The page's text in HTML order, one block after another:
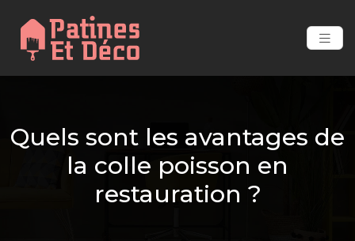
Quels sont les avantages de
la colle poisson en
restauration ?